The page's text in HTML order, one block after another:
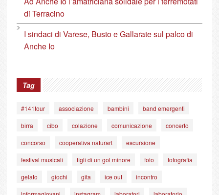
di Terracino
I sindaci di Varese, Busto e Gallarate sul palco di
Anche Io
Tag
#141tour associazione bambini band emergenti
birra cibo colazione comunicazione concerto
concorso cooperativa naturart escursione
festival musicali figli di un gol minore foto fotografia
gelato giochi gita ice out incontro